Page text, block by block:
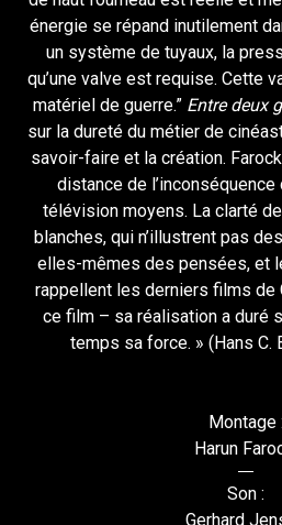
énergie se répand inutilement
un système de tuyaux, la
qu’une valve est requise. Cette
matériel de guerre.” Entre deux
sur la dureté du métier de
savoir-faire et la création.
distance de
télévision moyens. La clarté
blanches, qui n’illustrent pas
elles-mêmes des pensées, et
rappellent les derniers films de
ce film – sa réalisation a duré
temps sa force. » (Hans C.
Montage :
Harun
Son :
Gerhard